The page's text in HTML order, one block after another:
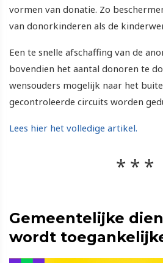
vormen van donatie. Zo
van donorkinderen als de
Een te snelle afschaffing van de
bovendien het aantal donoren te
wensouders mogelijk naar het
gecontroleerde circuits worden
Lees hier het volledige artikel.
Gemeentelijke
wordt